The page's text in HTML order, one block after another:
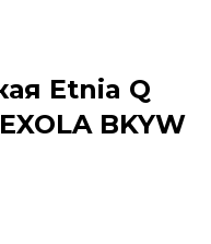
Etnia Q
BKYW